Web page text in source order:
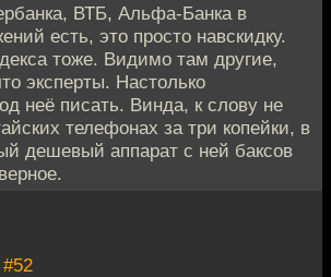
ВТБ, Альфа-Банка в
есть, это просто навскидку.
тоже. Видимо там другие,
эксперты. Настолько
неё писать. Винда, к слову не
телефонах за три копейки, в
дешевый аппарат с ней баксов
#52